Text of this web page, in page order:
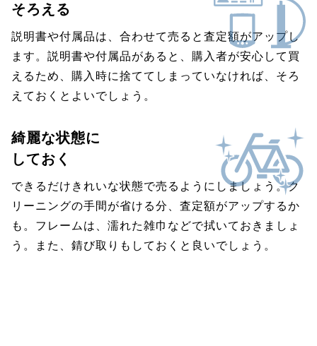
そろえる
説明書や付属品は、合わせて売ると査定額がアップし
ます。説明書や付属品があると、購入者が安心して買
えるため、購入時に捨ててしまっていなければ、そろ
えておくとよいでしょう。
綺麗な状態に
しておく
できるだけきれいな状態で売るようにしましょう。ク
リーニングの手間が省ける分、査定額がアップするか
も。フレームは、濡れた雑巾などで拭いておきましょ
う。また、錆び取りもしておくと良いでしょう。